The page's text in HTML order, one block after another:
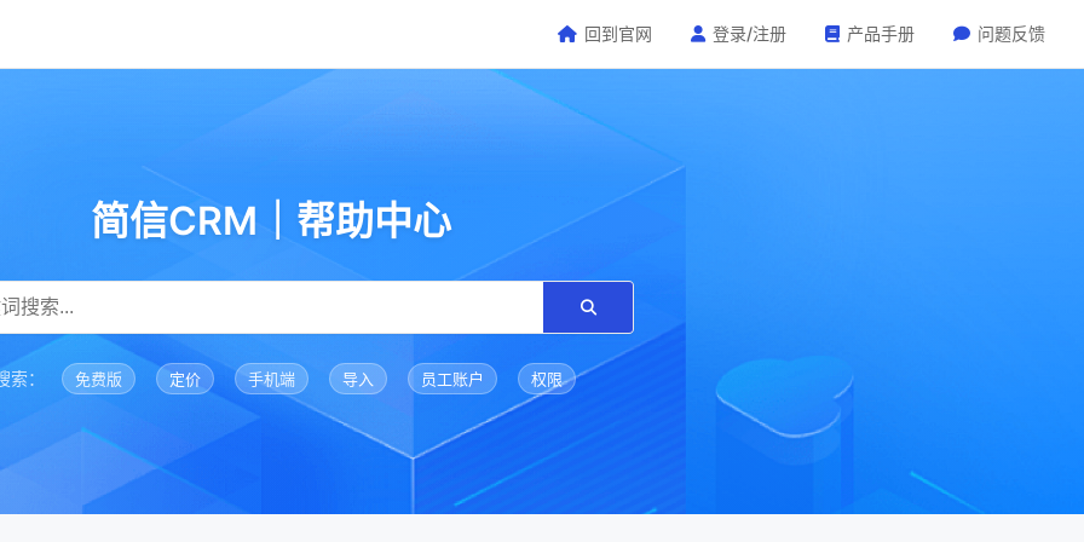
回到官网 登录/注册 产品手册 问题反馈
简信CRM｜帮助中心
索： 免费版 定价 手机端 导入 员工账户 权限